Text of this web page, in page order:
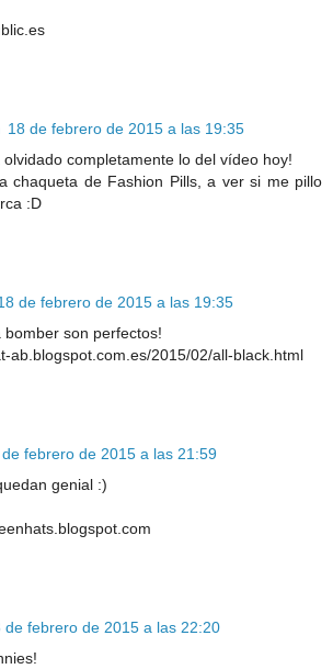
18 de febrero de 2015 a las 19:35
olvidado completamente lo del vídeo hoy!
chaqueta de Fashion Pills, a ver si me pillo
:D
de febrero de 2015 a las 19:35
bomber son perfectos!
ab.blogspot.com.es/2015/02/all-black.html
de febrero de 2015 a las 21:59
genial :)
de febrero de 2015 a las 22:20